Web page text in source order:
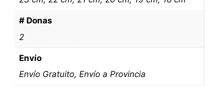
# Donas
2
Envío
Envío Gratuito, Envío a Provincia